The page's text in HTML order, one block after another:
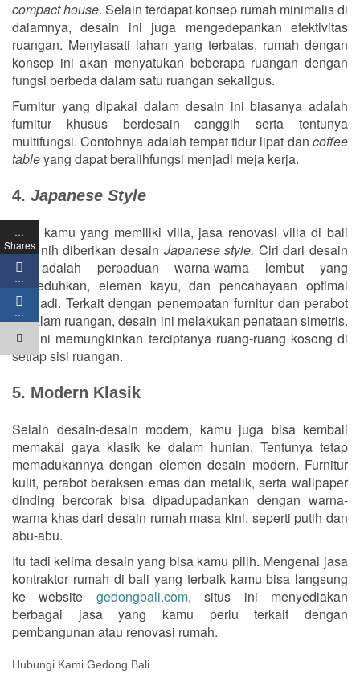
compact house. Selain terdapat konsep rumah minimalis di
dalamnya, desain ini juga mengedepankan efektivitas
ruangan. Menyiasati lahan yang terbatas, rumah dengan
konsep ini akan menyatukan beberapa ruangan dengan
fungsi berbeda dalam satu ruangan sekaligus.
Furnitur yang dipakai dalam desain ini biasanya adalah
furnitur khusus berdesain canggih serta tentunya
multifungsi. Contohnya adalah tempat tidur lipat dan coffee
tableyang dapat beralihfungsi menjadi meja kerja.
4. Japanese Style
Bagi kamu yang memiliki villa, jasa renovasi villa di bali
bisa nih diberikan desain Japanese style. Ciri dari desain
ini adalah
perpaduan warna-warna lembut yang
meneduhkan, elemen kayu, dan pencahayaan optimal
menjadi. Terkait dengan penempatan furnitur dan perabot
di dalam ruangan, desain ini melakukan penataan simetris.
Hal ini memungkinkan terciptanya ruang-ruang kosong di
setiap sisi ruangan.
5. Modern Klasik
Selain desain-desain modern, kamu juga bisa kembali
memakai gaya klasik ke dalam hunian. Tentunya tetap
memadukannya dengan elemen desain modern. Furnitur
kulit, perabot beraksen emas dan metalik, serta wallpaper
dinding bercorak bisa dipadupadankan dengan warna-
warna khas dari desain rumah masa kini, seperti putih dan
abu-abu.
Itu tadi kelima desain yang bisa kamu pilih. Mengenai jasa
kontraktor rumah di bali yang terbaik kamu bisa langsung
ke website gedongbali.com, situs ini menyediakan
berbagai jasa yang kamu perlu terkait dengan
pembangunan atau renovasi rumah.
Hubungi Kami Gedong Bali
…
Shares